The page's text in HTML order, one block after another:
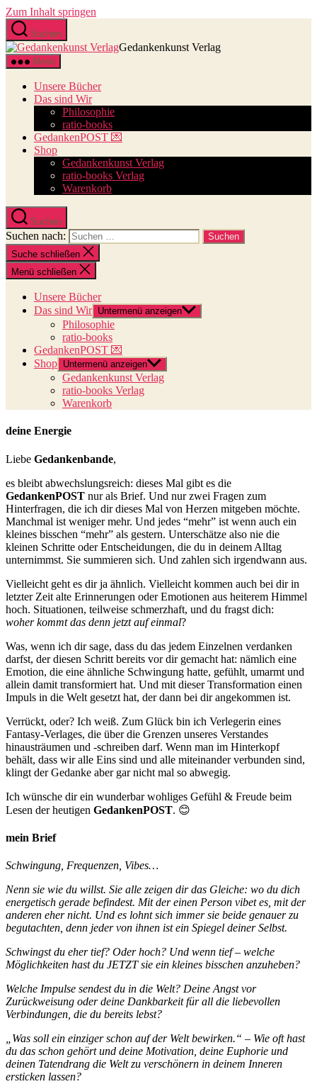
Zum Inhalt springen
Suchen
Gedankenkunst Verlag
Menü
Unsere Bücher
Das sind Wir
Philosophie
ratio-books
GedankenPOST 💌
Shop
Gedankenkunst Verlag
ratio-books Verlag
Warenkorb
Suchen
Suchen nach:
Suche schließen
Menü schließen
Unsere Bücher
Das sind Wir Untermenü anzeigen
Philosophie
ratio-books
GedankenPOST 💌
Shop Untermenü anzeigen
Gedankenkunst Verlag
ratio-books Verlag
Warenkorb
deine Energie
Liebe Gedankenbande,
es bleibt abwechslungsreich: dieses Mal gibt es die
GedankenPOST nur als Brief. Und nur zwei Fragen zum
Hinterfragen, die ich dir dieses Mal von Herzen mitgeben möchte.
Manchmal ist weniger mehr. Und jedes “mehr” ist wenn auch ein
kleines bisschen “mehr” als gestern. Unterschätze also nie die
kleinen Schritte oder Entscheidungen, die du in deinem Alltag
unternimmst. Sie summieren sich. Und zahlen sich irgendwann aus.
Vielleicht geht es dir ja ähnlich. Vielleicht kommen auch bei dir in
letzter Zeit alte Erinnerungen oder Emotionen aus heiterem Himmel
hoch. Situationen, teilweise schmerzhaft, und du fragst dich:
woher kommt das denn jetzt auf einmal?
Was, wenn ich dir sage, dass du das jedem Einzelnen verdanken
darfst, der diesen Schritt bereits vor dir gemacht hat: nämlich eine
Emotion, die eine ähnliche Schwingung hatte, gefühlt, umarmt und
allein damit transformiert hat. Und mit dieser Transformation einen
Impuls in die Welt gesetzt hat, der dann bei dir angekommen ist.
Verrückt, oder? Ich weiß. Zum Glück bin ich Verlegerin eines
Fantasy-Verlages, die über die Grenzen unseres Verstandes
hinausträumen und -schreiben darf. Wenn man im Hinterkopf
behält, dass wir alle Eins sind und alle miteinander verbunden sind,
klingt der Gedanke aber gar nicht mal so abwegig.
Ich wünsche dir ein wunderbar wohliges Gefühl & Freude beim
Lesen der heutigen GedankenPOST. 😊
mein Brief
Schwingung, Frequenzen, Vibes…
Nenn sie wie du willst. Sie alle zeigen dir das Gleiche: wo du dich
energetisch gerade befindest. Mit der einen Person vibet es, mit der
anderen eher nicht. Und es lohnt sich immer sie beide genauer zu
begutachten, denn jeder von ihnen ist ein Spiegel deiner Selbst.
Schwingst du eher tief? Oder hoch? Und wenn tief – welche
Möglichkeiten hast du JETZT sie ein kleines bisschen anzuheben?
Welche Impulse sendest du in die Welt? Deine Angst vor
Zurückweisung oder deine Dankbarkeit für all die liebevollen
Verbindungen, die du bereits lebst?
„Was soll ein einziger schon auf der Welt bewirken.“ – Wie oft hast
du das schon gehört und deine Motivation, deine Euphorie und
deinen Tatendrang die Welt zu verschönern in deinem Inneren
ersticken lassen?